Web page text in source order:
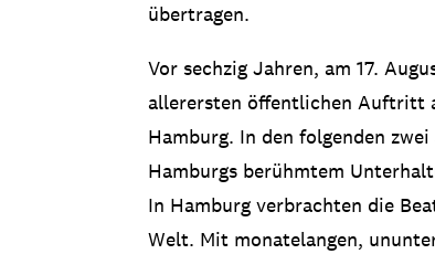
übertragen.
Vor sechzig Jahren, am 17.
allerersten öffentlichen Auftritt
Hamburg. In den folgenden
Hamburgs berühmtem
In Hamburg verbrachten die
Welt. Mit monatelangen,